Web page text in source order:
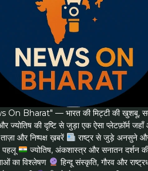
On Bharat" — भारत की मिट्टी की खुशबू,
ज्योतिष की दृष्टि से जुड़ा एक ऐसा प्लेटफ़ॉर्म
ताज़ा और निष्पक्ष ख़बरें
राष्ट्र से जुड़े अनसुने
ज्योतिष, अंकशास्त्र और सनातन दर्शन की
का विश्लेषण
हिन्दू संस्कृति, गौरव और